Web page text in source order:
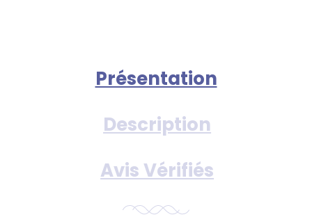
Présentation
Description
Avis Vérifiés